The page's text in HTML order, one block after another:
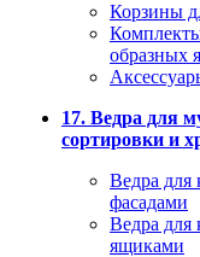
Корзины
образных
17. Ведра для
сортировки и
Ведра для
фасадами
Ведра для
ящиками